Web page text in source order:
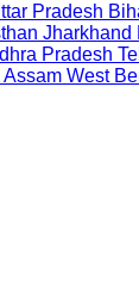
Pradesh
Jharkhand
Pradesh
Assam West